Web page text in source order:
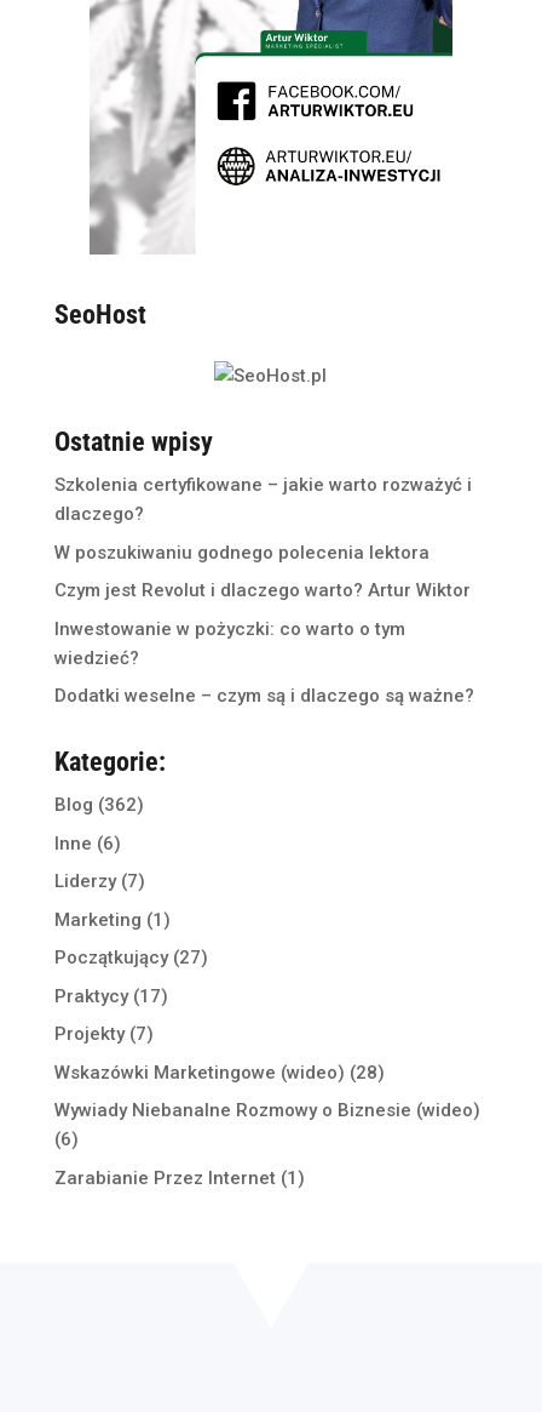
SeoHost
Ostatnie wpisy
Szkolenia certyfikowane – jakie warto rozważyć i
dlaczego?
W poszukiwaniu godnego polecenia lektora
Czym jest Revolut i dlaczego warto? Artur Wiktor
Inwestowanie w pożyczki: co warto o tym
wiedzieć?
Dodatki weselne – czym są i dlaczego są ważne?
Kategorie:
Blog (362)
Inne (6)
Liderzy(7)
Marketing (1)
Początkujący(27)
Praktycy(17)
Projekty(7)
Wskazówki Marketingowe (wideo) (28)
Wywiady Niebanalne Rozmowy o Biznesie (wideo)
(6)
Zarabianie Przez Internet(1)